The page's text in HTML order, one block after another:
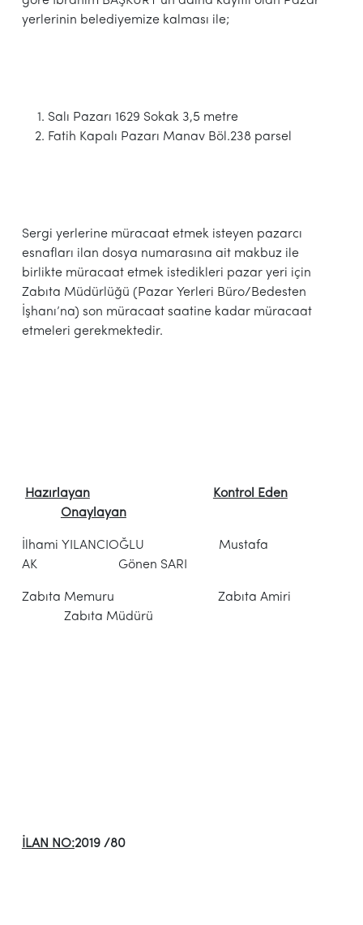
yerlerinin belediyemize kalması ile;
Salı Pazarı 1629 Sokak 3,5 metre
Fatih Kapalı Pazarı Manav Böl.238 parsel
Sergi yerlerine müracaat etmek isteyen pazarcı
esnafları ilan dosya numarasına ait makbuz ile
birlikte müracaat etmek istedikleri pazar yeri için
Zabıta Müdürlüğü (Pazar Yerleri Büro/Bedesten
İşhanı’na) son müracaat saatine kadar müracaat
etmeleri gerekmektedir.
Hazırlayan
Kontrol Eden
Onaylayan
İlhami YILANCIOĞLU Mustafa
AK Gönen SARI
Zabıta Memuru Zabıta Amiri
Zabıta Müdürü
İLAN NO:2019 /80